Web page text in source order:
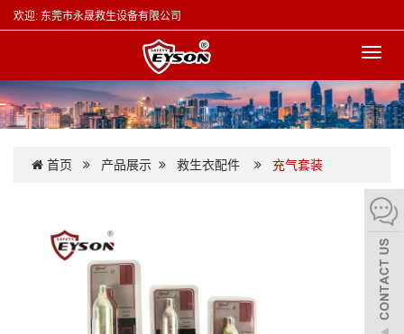
欢迎: 东莞市永晟救生设备有限公司
切
导
航
首页 产品展示 救生衣配件 充气套装